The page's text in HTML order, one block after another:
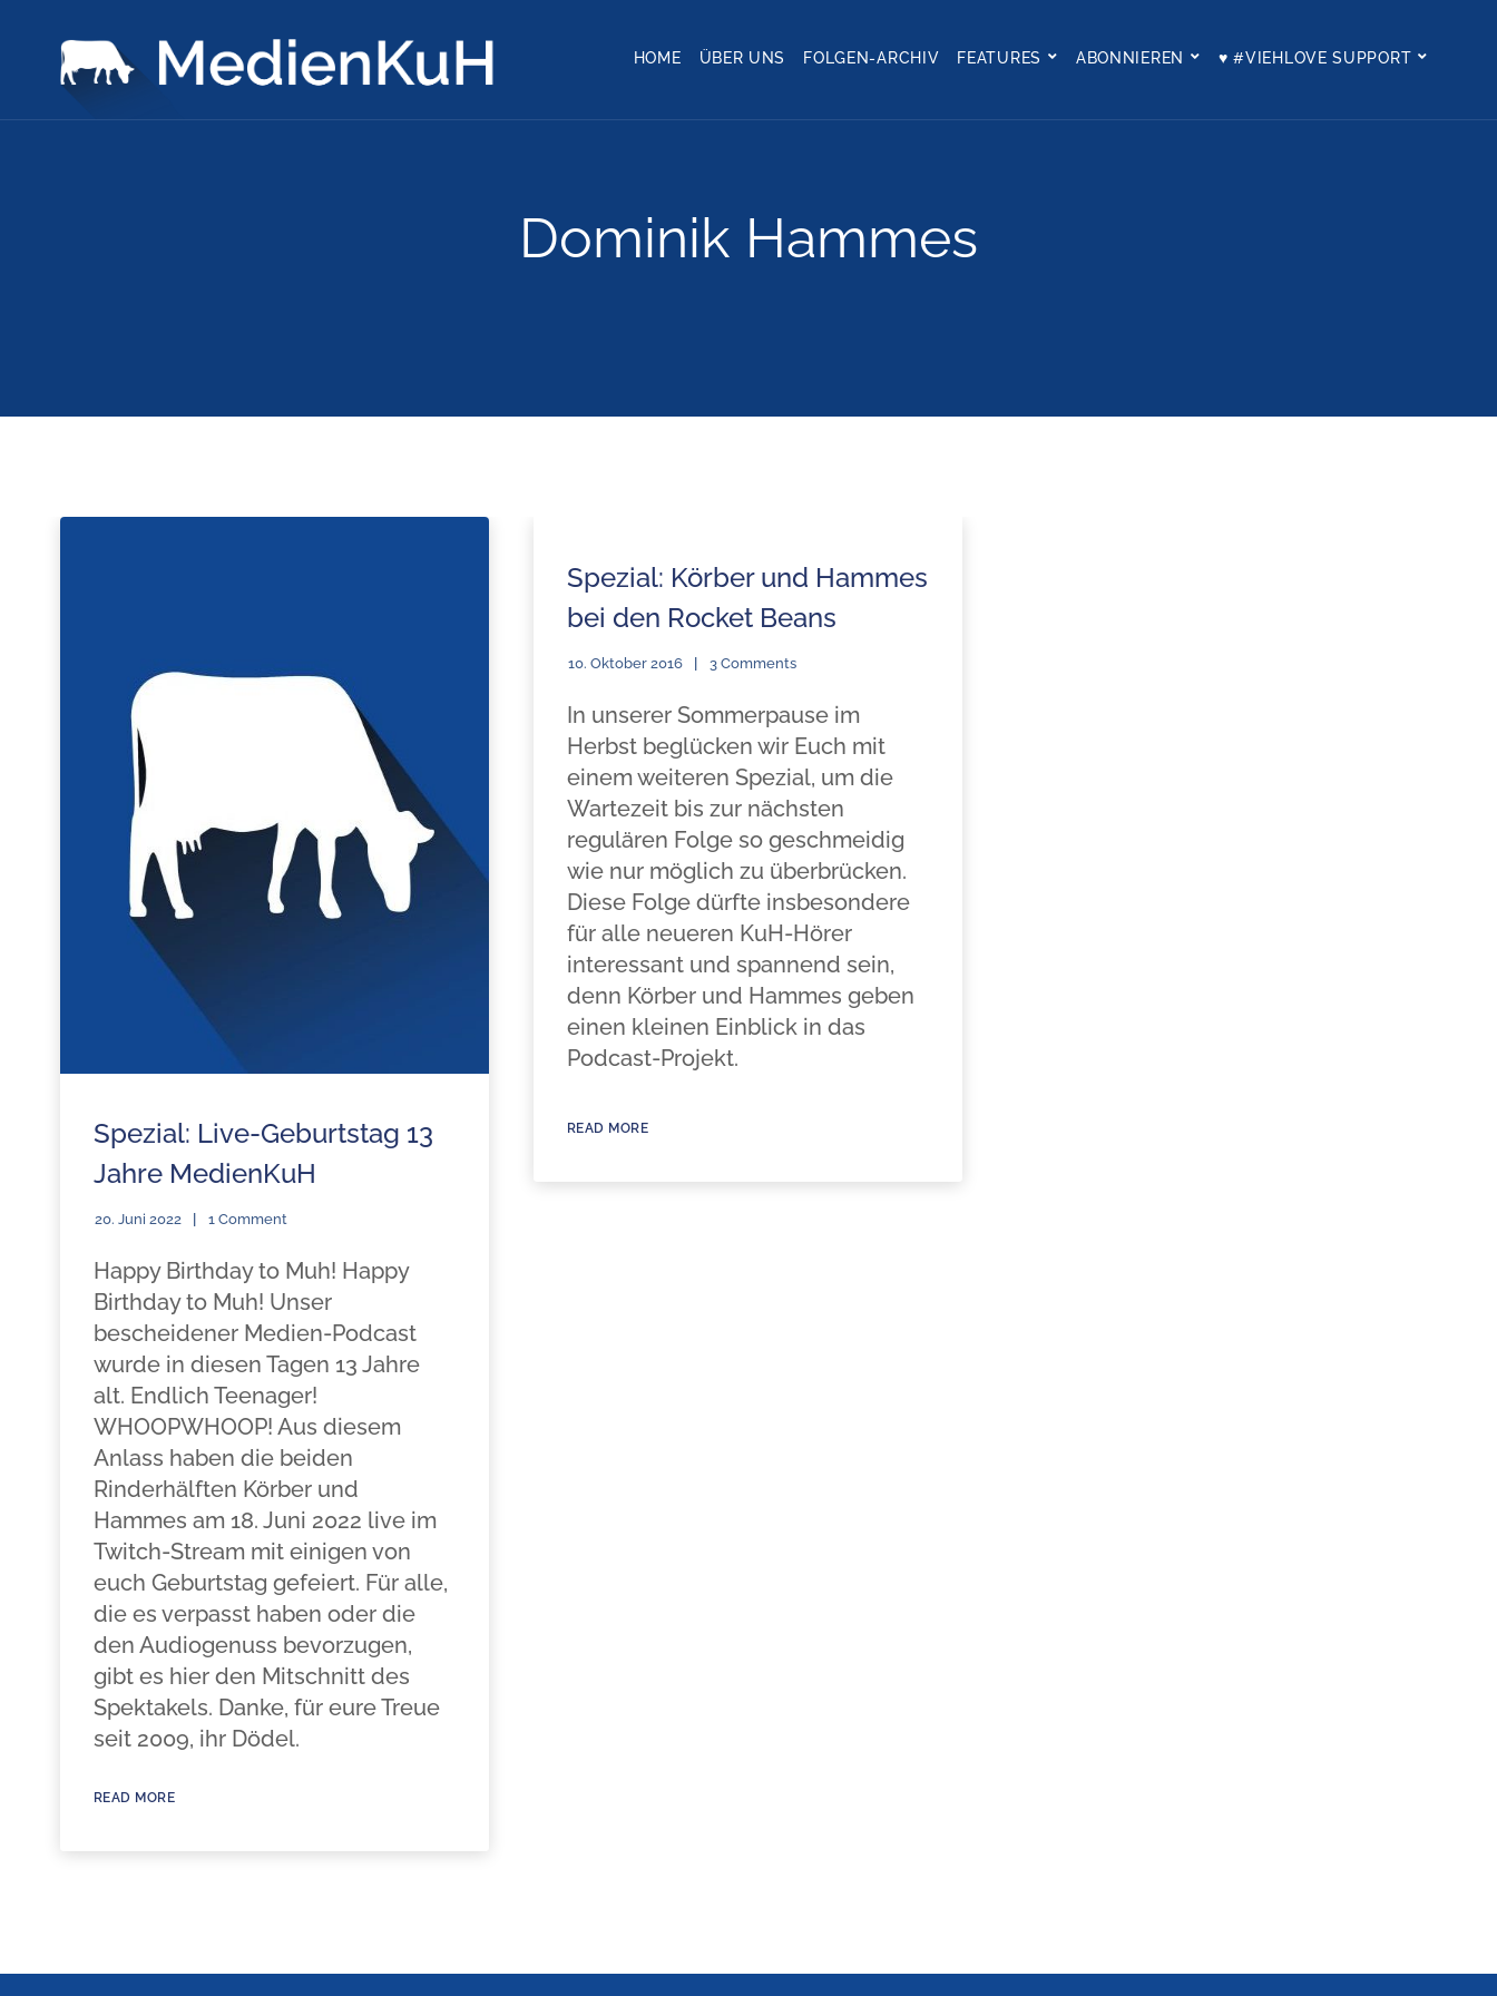
HOME ÜBER UNS FOLGEN-ARCHIV FEATURES ABONNIEREN ♥ #VIEHLOVE SUPPORT
Dominik Hammes
Spezial: Live-Geburtstag 13
Jahre MedienKuH
20. Juni 2022 1 Comment
Happy Birthday to Muh! Happy
Birthday to Muh! Unser
bescheidener Medien-Podcast
wurde in diesen Tagen 13 Jahre
alt. Endlich Teenager!
WHOOPWHOOP! Aus diesem
Anlass haben die beiden
Rinderhälften Körber und
Hammes am 18. Juni 2022 live im
Twitch-Stream mit einigen von
euch Geburtstag gefeiert. Für alle,
die es verpasst haben oder die
den Audiogenuss bevorzugen,
gibt es hier den Mitschnitt des
Spektakels. Danke, für eure Treue
seit 2009, ihr Dödel.
READ MORE
Spezial: Körber und Hammes
bei den Rocket Beans
10. Oktober 2016 3 Comments
In unserer Sommerpause im
Herbst beglücken wir Euch mit
einem weiteren Spezial, um die
Wartezeit bis zur nächsten
regulären Folge so geschmeidig
wie nur möglich zu überbrücken.
Diese Folge dürfte insbesondere
für alle neueren KuH-Hörer
interessant und spannend sein,
denn Körber und Hammes geben
einen kleinen Einblick in das
Podcast-Projekt.
READ MORE